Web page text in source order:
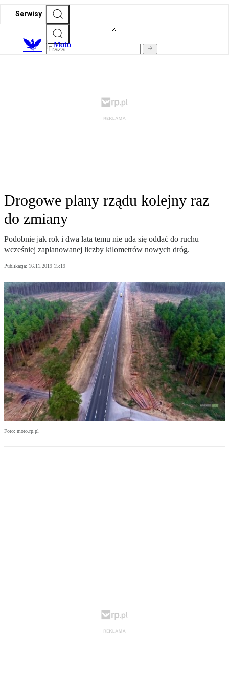
Serwisy
Moto
Drogowe plany rządu kolejny raz
do zmiany
Podobnie jak rok i dwa lata temu nie uda się oddać do ruchu
wcześniej zaplanowanej liczby kilometrów nowych dróg.
Publikacja: 16.11.2019 15:19
Foto: moto.rp.pl